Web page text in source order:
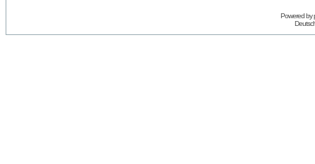
Powered by